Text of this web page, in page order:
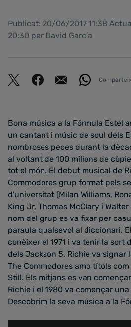
Publicat: 20/06/2017 11:38
20:30 per David García
Comparteix
Bona música a la Fórmula Estel
un cantant i músic de soul dels
nombroses peces durant la
al voltant de 100 milions de
tot el món. El debut musical de
Commodores grup format pels
d'universitat (Milan Williams,
King Jr, Thomas McClary i
nom del grup es va fixar per
paraula qualsevol al diccionari.
conèixer el 1971 i va tenir la sort
dels Jackson 5. Richie va signar
The Commodores amb títols com
Still. Els mitjans es van
Richie i el 1980 va començar
Descobrim la seva música a la